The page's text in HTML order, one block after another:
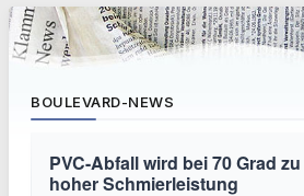
BOULEVARD-NEWS
PVC-Abfall wird bei 70 Grad
hoher Schmierleistung